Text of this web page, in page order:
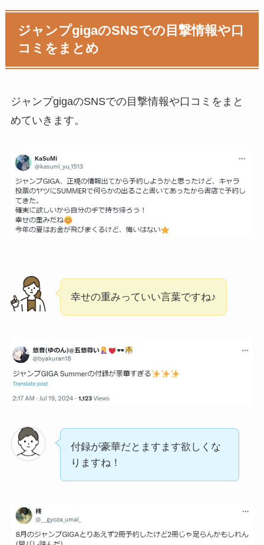
ジャンプgigaのSNSでの目撃情報や口
コミをまとめ
ジャンプgigaのSNSでの目撃情報や口コミをまと
めていきます。
幸せの重みっていい言葉ですね♪
付録が豪華だとますます欲しくな
りますね！